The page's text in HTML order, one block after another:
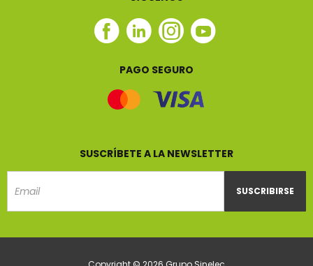
Facebook
Linkedin
Instagram
Youtube
PAGO SEGURO
SUSCRÍBETE A LA NEWSLETTER
SUSCRIBIRSE